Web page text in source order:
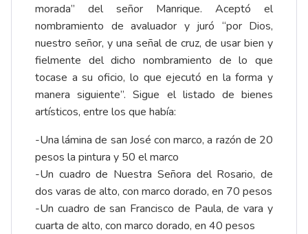
morada” del señor Manrique. Aceptó el
nombramiento de avaluador y juró “por Dios,
nuestro señor, y una señal de cruz, de usar bien y
fielmente del dicho nombramiento de lo que
tocase a su oficio, lo que ejecutó en la forma y
manera siguiente”. Sigue el listado de bienes
artísticos, entre los que había:
-Una lámina de san José con marco, a razón de 20
pesos la pintura y 50 el marco
-Un cuadro de Nuestra Señora del Rosario, de
dos varas de alto, con marco dorado, en 70 pesos
-Un cuadro de san Francisco de Paula, de vara y
cuarta de alto, con marco dorado, en 40 pesos